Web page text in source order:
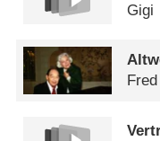
Gigi
Fred